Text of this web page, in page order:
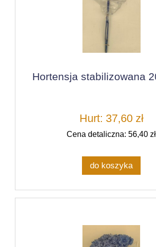
Hortensja stabilizowana
Hurt: 37,60 zł
Cena detaliczna: 56,40 zł
do koszyka